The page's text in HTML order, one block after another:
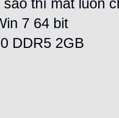
thì mất luôn
7 64 bit
DDR5 2GB